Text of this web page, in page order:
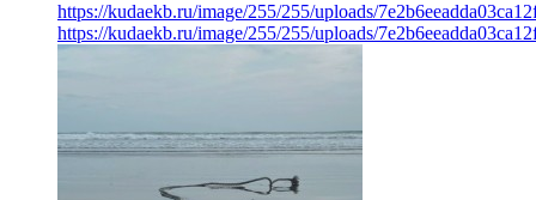
https://kudaekb.ru/image/255/255/uploads/
https://kudaekb.ru/image/255/255/uploads/